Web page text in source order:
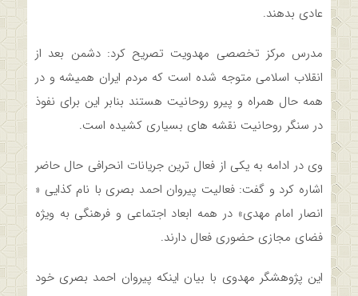
عادی بدهند.
مدرس مرکز تخصصی مهدویت تصریح کرد: دشمن بعد از
انقلاب اسلامی متوجه شده است که مردم ایران همیشه و در
همه حال همراه و پیرو روحانیت هستند بنابر این برای نفوذ
در سنگر روحانیت نقشه های بسیاری کشیده است.
وی در ادامه به یکی از فعال ترین جریانات انحرافی حال حاضر
اشاره کرد و گفت: فعالیت پیروان احمد بصری با نام کذایی «
انصار امام مهدی» در همه ابعاد اجتماعی و فرهنگی به ویژه
فضای مجازی حضوری فعال دارند.
این پژوهشگر مهدوی با بیان اینکه پیروان احمد بصری خود